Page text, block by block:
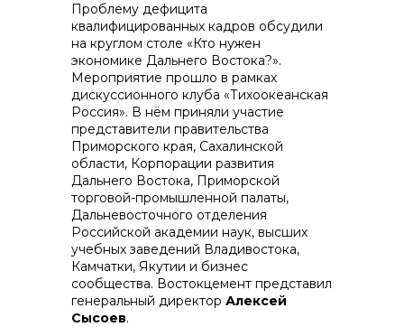
реализация неликвидов
контакты отдела закупок
Проблему дефицита
квалифицированных кадров обсудили
на круглом столе «Кто нужен
экономике Дальнего Востока?».
Мероприятие прошло в рамках
дискуссионного клуба «Тихоокеанская
Россия». В нём приняли участие
представители правительства
Приморского края, Сахалинской
области, Корпорации развития
Дальнего Востока, Приморской
торговой-промышленной палаты,
Дальневосточного отделения
Российской академии наук, высших
учебных заведений Владивостока,
Камчатки, Якутии и бизнес
сообщества. Востокцемент представил
генеральный директор Алексей
Сысоев.